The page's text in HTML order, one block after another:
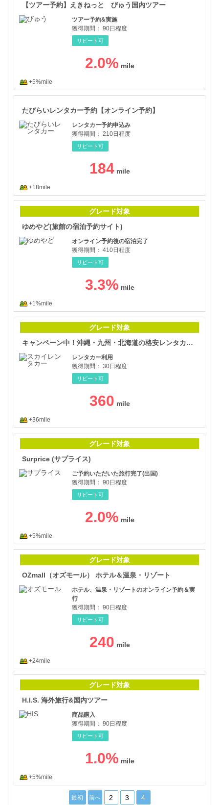
【ツアー予約】えきねっと びゅう国内ツアー
ツアー予約&実施
獲得期間： 90日程度
リピート可
2.0%
+5%mile
たびらいレンタカー予約【オンライン予約】
レンタカー予約申込み
獲得期間： 210日程度
リピート可
184
+18mile
グレード対象
ゆめやど(旅館の宿泊予約サイト)
オンライン予約後の宿泊完了
獲得期間： 410日程度
リピート可
3.3%
+1%mile
グレード対象
キャンペーン中！沖縄・九州・北海道の格安レンタカー【スカイレンタカー】予約
レンタカー利用
獲得期間： 30日程度
リピート可
360
+36mile
グレード対象
Surprice (サプライス)
ご予約いただいた旅行完了(出国)
獲得期間： 90日程度
リピート可
2.0%
+5%mile
グレード対象
OZmall（オズモール） ホテル＆温泉・リゾート
ホテル、温泉・リゾートのオンライン予約＆実
行
獲得期間： 90日程度
リピート可
240
+24mile
グレード対象
H.I.S. 海外旅行&国内ツアー
商品購入
獲得期間： 90日程度
リピート可
1.0%
+5%mile
最初 前へ 2 3 4